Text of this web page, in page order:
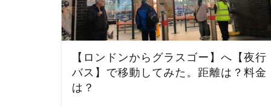
【ロンドンからグラスゴー】へ【夜行
バス】で移動してみた。距離は？料金
は？